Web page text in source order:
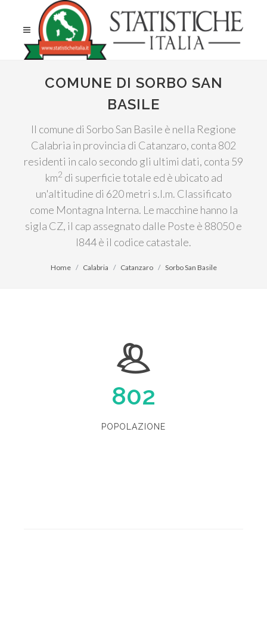
COMUNE DI SORBO SAN
BASILE
Il comune di Sorbo San Basile è nella Regione
Calabria in provincia di Catanzaro, conta 802
residenti in calo secondo gli ultimi dati, conta 59
km2 di superficie totale ed è ubicato ad
un'altitudine di 620 metri s.l.m. Classificato
come Montagna Interna. Le macchine hanno la
sigla CZ, il cap assegnato dalle Poste è 88050 e
I844 è il codice catastale.
Home Calabria Catanzaro Sorbo San Basile
802
POPOLAZIONE